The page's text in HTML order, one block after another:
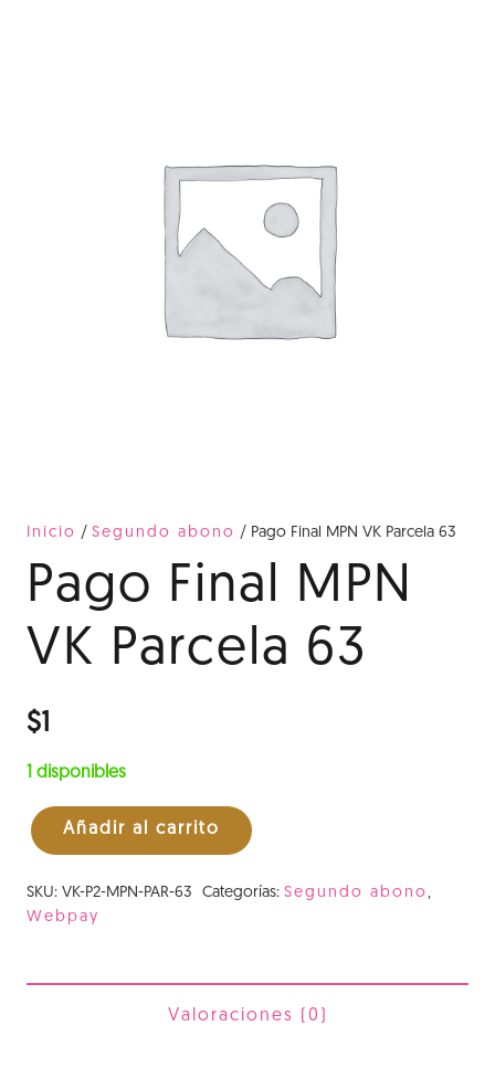
Inicio / Segundo abono / Pago Final MPN VK Parcela 63
Pago Final MPN
VK Parcela 63
$1
1 disponibles
Pago
MPN
Añadir al carrito
SKU: VK-P2-MPN-PAR-63 Categorías: Segundo abono,
Webpay
Valoraciones (0)